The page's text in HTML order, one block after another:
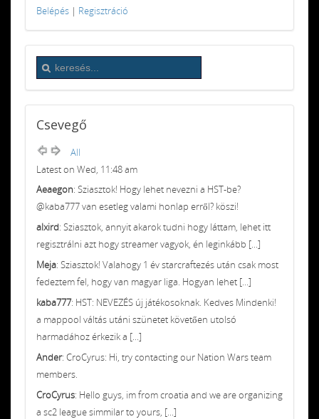
Belépés | Regisztráció
Csevegő
All
Latest on Wed, 11:48 am
Aeaegon: Sziasztok! Hogy lehet nevezni a HST-be?
@kaba777 van esetleg valami honlap erről? köszi!
alxird: Sziasztok, annyit akarok tudni hogy láttam, lehet itt
regisztrálni azt hogy streamer vagyok, én leginkább [...]
Meja: Sziasztok! Valahogy 1 év starcraftezés után csak most
fedeztem fel, hogy van magyar liga. Hogyan lehet [...]
kaba777: HST: NEVEZÉS új játékosoknak. Kedves Mindenki!
a mappool váltás utáni szünetet követően utolsó
harmadához érkezik a [...]
Ander: CroCyrus: Hi, try contacting our Nation Wars team
members.
CroCyrus: Hello guys, im from croatia and we are organizing
a sc2 league simmilar to yours, [...]